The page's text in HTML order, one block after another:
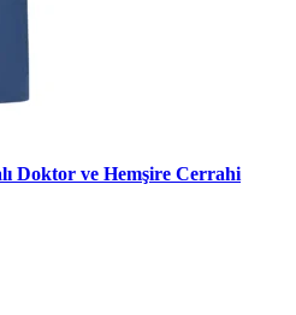
Doktor ve Hemşire Cerrahi